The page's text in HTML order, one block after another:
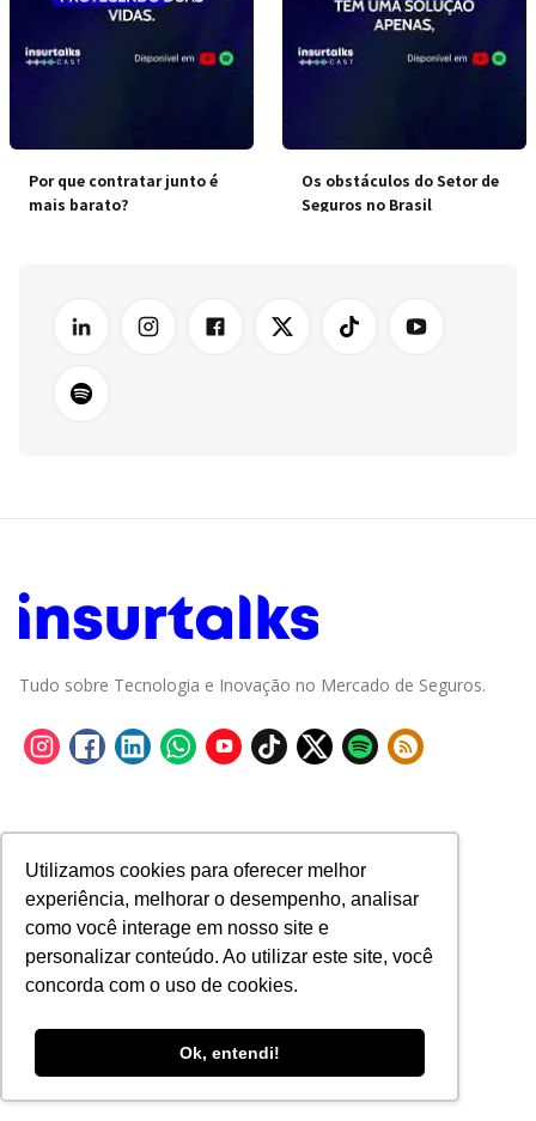
Utilizamos cookies para oferecer melhor
experiência, melhorar o desempenho, analisar
como você interage em nosso site e
personalizar conteúdo. Ao utilizar este site, você
concorda com o uso de cookies.
Ok, entendi!
Por que contratar junto é
mais barato?
Os obstáculos do Setor de
Seguros no Brasil
Tudo sobre Tecnologia e Inovação no Mercado de Seguros.